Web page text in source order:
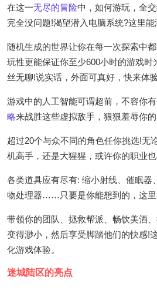
在这一无尽的冒险中，如何游玩，全
完全没问题!渴望潜入电脑系统?这里
随机生成的世界让你在每一次探索中
玩性更能保证你至少600小时的游戏时
丝无聊!说实话，外面可真好，快来体
游戏中的人工智能可谓超前，不容你
略来战胜这些虚拟敌手，狠狠羞辱你
超过20个与众不同的角色任你挑选!无
机高手，还是大猩猩，或许你的职业
各类道具应有尽有: 缩小射线、催眠器
物处理器……只要是你能想到的，这里
带领你的团队、拯救帮派、畅饮美酒
变得渺小，然后享受脚踏他们的快感!
化游戏体验。
迷城陆区的亮点